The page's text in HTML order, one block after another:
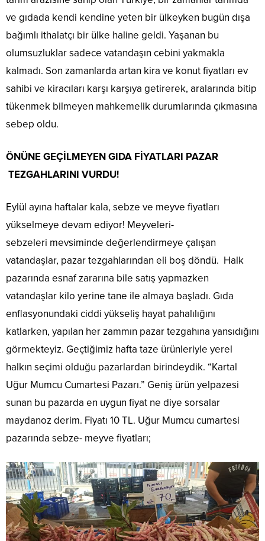
ve gıdada kendi kendine yeten bir ülkeyken bugün dışa
bağımlı ithalatçı bir ülke haline geldi. Yaşanan bu
olumsuzluklar sadece vatandaşın cebini yakmakla
kalmadı. Son zamanlarda artan kira ve konut fiyatları ev
sahibi ve kiracıları karşı karşıya getirerek, aralarında bitip
tükenmek bilmeyen mahkemelik durumlarında çıkmasına
sebep oldu.
ÖNÜNE GEÇİLMEYEN GIDA FİYATLARI PAZAR
TEZGAHLARINI VURDU!
Eylül ayına haftalar kala, sebze ve meyve fiyatları
yükselmeye devam ediyor! Meyveleri-
sebzeleri mevsiminde değerlendirmeye çalışan
vatandaşlar, pazar tezgahlarından eli boş döndü. Halk
pazarında esnaf zararına bile satış yapmazken
vatandaşlar kilo yerine tane ile almaya başladı. Gıda
enflasyonundaki ciddi yükseliş hayat pahalılığını
katlarken, yapılan her zammın pazar tezgahına yansıdığını
görmekteyiz. Geçtiğimiz hafta taze ürünleriyle yerel
halkın seçimi olduğu pazarlardan birindeydik. “Kartal
Uğur Mumcu Cumartesi Pazarı.” Geniş ürün yelpazesi
sunan bu pazarda en uygun fiyat ne diye sorsalar
maydanoz derim. Fiyatı 10 TL. Uğur Mumcu cumartesi
pazarında sebze- meyve fiyatları;